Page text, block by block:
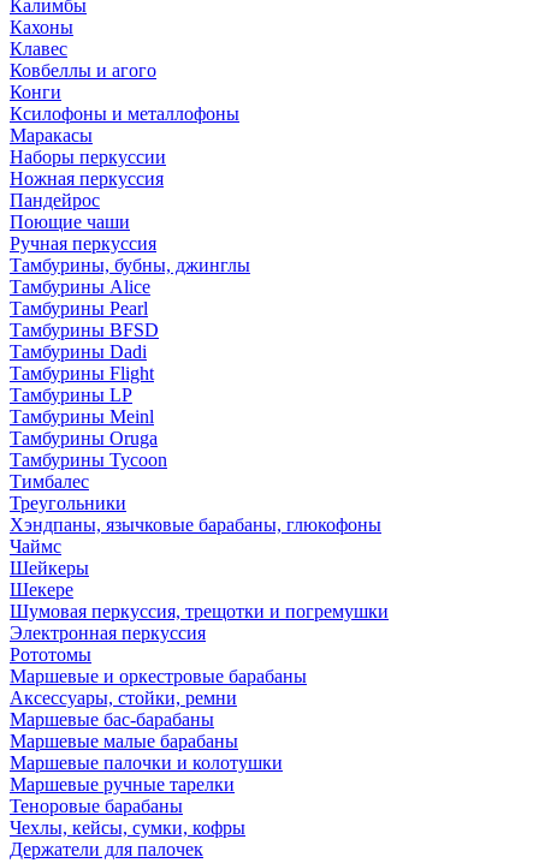
Калимбы
Кахоны
Клавес
Ковбеллы и агого
Конги
Ксилофоны и металлофоны
Маракасы
Наборы перкуссии
Ножная перкуссия
Пандейрос
Поющие чаши
Ручная перкуссия
Тамбурины, бубны, джинглы
Тамбурины Alice
Тамбурины Pearl
Тамбурины BFSD
Тамбурины Dadi
Тамбурины Flight
Тамбурины LP
Тамбурины Meinl
Тамбурины Oruga
Тамбурины Tycoon
Тимбалес
Треугольники
Хэндпаны, язычковые барабаны, глюкофоны
Чаймс
Шейкеры
Шекере
Шумовая перкуссия, трещотки и погремушки
Электронная перкуссия
Рототомы
Маршевые и оркестровые барабаны
Аксессуары, стойки, ремни
Маршевые бас-барабаны
Маршевые малые барабаны
Маршевые палочки и колотушки
Маршевые ручные тарелки
Теноровые барабаны
Чехлы, кейсы, сумки, кофры
Держатели для палочек